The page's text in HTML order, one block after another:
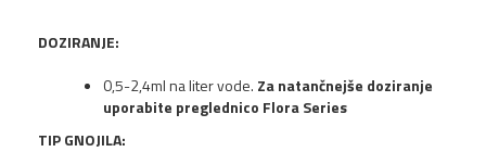
DOZIRANJE:
0,5-2,4ml na liter vode. Za natančnejše doziranje
uporabite preglednico Flora Series
TIP GNOJILA: